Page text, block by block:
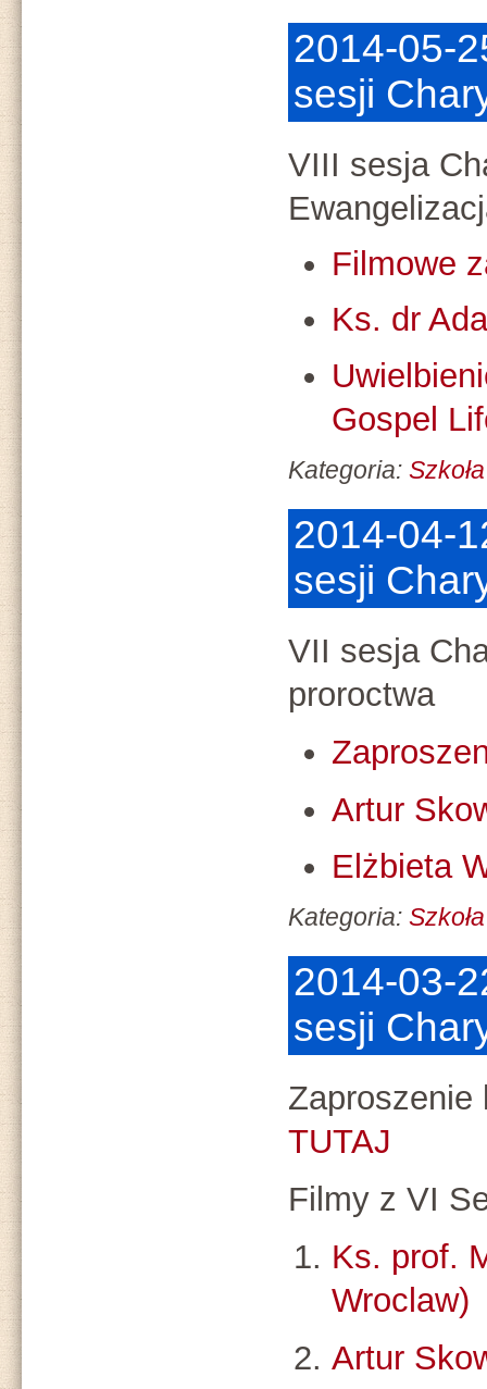
2014-05-
sesji
VIII sesja
Filmowe
Ks. dr
Gospel
Kategoria:
2014-04-
sesji
VII sesja
proroctwa
Artur
Elżbieta
Kategoria:
2014-03-
sesji
Zaproszenie
TUTAJ
Filmy z VI
Ks. prof.
Wroclaw)
Artur